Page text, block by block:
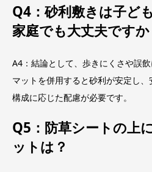
Q4：砂利敷きは子ど
家庭でも大丈夫ですか
A4：結論として、歩きにくさや誤
マットを併用すると砂利が安定し
構成に応じた配慮が必要です。
Q5：防草シートの上
ットは？